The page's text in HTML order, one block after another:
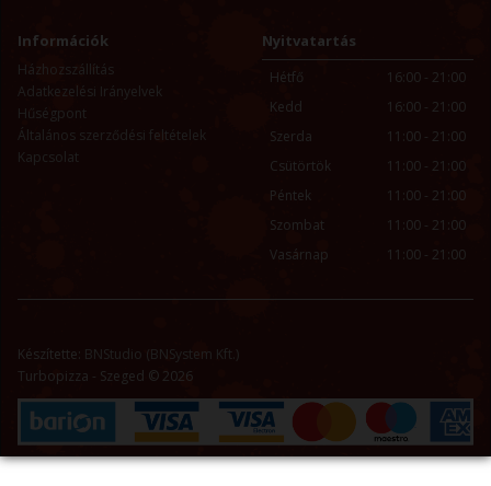
Információk
Házhozszállítás
Adatkezelési Irányelvek
Hűségpont
Általános szerződési feltételek
Kapcsolat
Nyitvatartás
Hétfő
Kedd
Szerda
Csütörtök
Péntek
Szombat
Vasárnap
16:00 - 21:00
16:00 - 21:00
11:00 - 21:00
11:00 - 21:00
11:00 - 21:00
11:00 - 21:00
11:00 - 21:00
Készítette: BNStudio (BNSystem Kft.)
Turbopizza - Szeged © 2026